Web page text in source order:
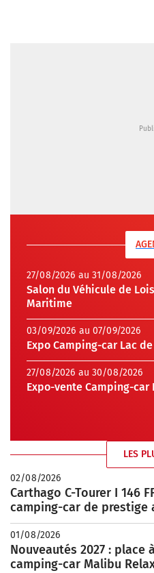
27/08/2026 au 31/08/2026
Salon du Véhicule de
Maritime
03/09/2026 au 07/09/2026
Expo Camping-car Lac
27/08/2026 au 30/08/2026
Expo-vente Camping-car
LES
02/08/2026
Carthago C-Tourer I 146
camping-car de prestige
01/08/2026
Nouveautés 2027 : place
camping-car Malibu